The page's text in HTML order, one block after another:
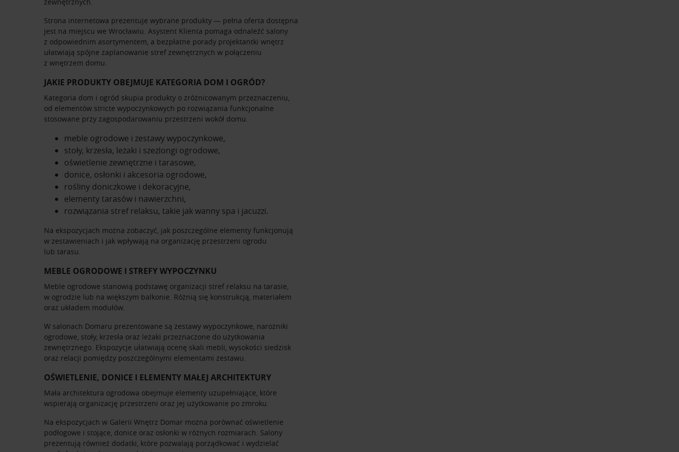
zewnętrznych.
Strona internetowa prezentuje wybrane produkty — pełna oferta dostępna
jest na miejscu we Wrocławiu. Asystent Klienta pomaga odnaleźć salony
z odpowiednim asortymentem, a bezpłatne porady projektantki wnętrz
ułatwiają spójne zaplanowanie stref zewnętrznych w połączeniu
z wnętrzem domu.
JAKIE PRODUKTY OBEJMUJE KATEGORIA DOM I OGRÓD?
Kategoria dom i ogród skupia produkty o zróżnicowanym przeznaczeniu,
od elementów stricte wypoczynkowych po rozwiązania funkcjonalne
stosowane przy zagospodarowaniu przestrzeni wokół domu.
meble ogrodowe i zestawy wypoczynkowe,
stoły, krzesła, leżaki i szezlongi ogrodowe,
oświetlenie zewnętrzne i tarasowe,
donice, osłonki i akcesoria ogrodowe,
rośliny doniczkowe i dekoracyjne,
elementy tarasów i nawierzchni,
rozwiązania stref relaksu, takie jak wanny spa i jacuzzi.
Na ekspozycjach można zobaczyć, jak poszczególne elementy funkcjonują
w zestawieniach i jak wpływają na organizację przestrzeni ogrodu
lub tarasu.
MEBLE OGRODOWE I STREFY WYPOCZYNKU
Meble ogrodowe stanowią podstawę organizacji stref relaksu na tarasie,
w ogrodzie lub na większym balkonie. Różnią się konstrukcją, materiałem
oraz układem modułów.
W salonach Domaru prezentowane są zestawy wypoczynkowe, narożniki
ogrodowe, stoły, krzesła oraz leżaki przeznaczone do użytkowania
zewnętrznego. Ekspozycje ułatwiają ocenę skali mebli, wysokości siedzisk
oraz relacji pomiędzy poszczególnymi elementami zestawu.
OŚWIETLENIE, DONICE I ELEMENTY MAŁEJ ARCHITEKTURY
Mała architektura ogrodowa obejmuje elementy uzupełniające, które
wspierają organizację przestrzeni oraz jej użytkowanie po zmroku.
Na ekspozycjach w Galerii Wnętrz Domar można porównać oświetlenie
podłogowe i stojące, donice oraz osłonki w różnych rozmiarach. Salony
prezentują również dodatki, które pozwalają porządkować i wydzielać